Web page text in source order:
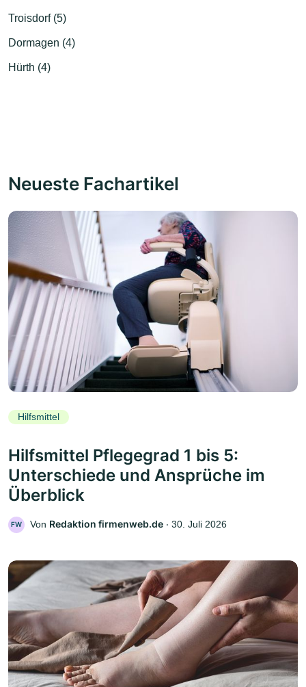
Troisdorf (5)
Dormagen (4)
Hürth (4)
Neueste Fachartikel
Hilfsmittel
Hilfsmittel Pflegegrad 1 bis 5:
Unterschiede und Ansprüche im
Überblick
FW Von Redaktion firmenweb.de ‧ 30. Juli 2026